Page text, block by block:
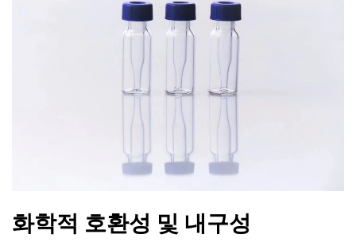
화학적 호환성 및 내구성